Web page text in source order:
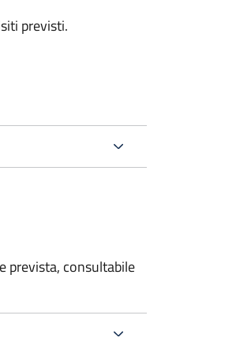
previsti.
prevista, consultabile